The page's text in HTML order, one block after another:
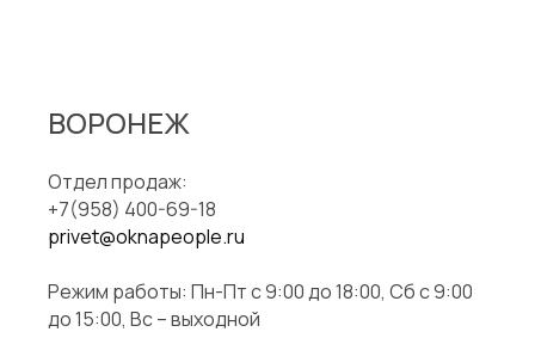
ВОРОНЕЖ
Отдел продаж:
+7(958) 400-69-18
privet@oknapeople.ru
Режим работы: Пн-Пт с 9:00 до 18:00, Сб с 9:00
до 15:00, Вс – выходной